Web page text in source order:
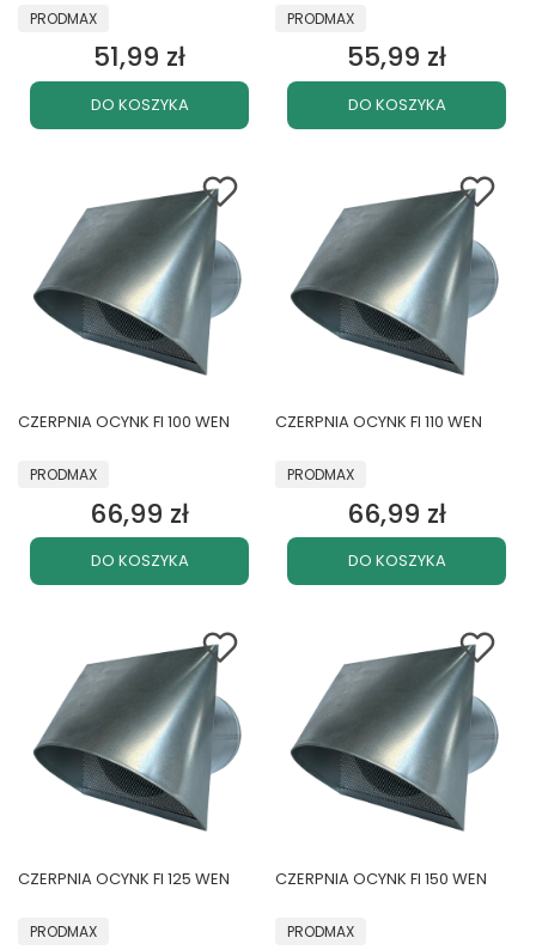
PRODUCENT
PRODMAX
Cena
51,99 zł
DO KOSZYKA
PRODUCENT
PRODMAX
Cena
55,99 zł
DO KOSZYKA
CZERPNIA OCYNK FI 100 WEN
PRODUCENT
PRODMAX
Cena
66,99 zł
DO KOSZYKA
CZERPNIA OCYNK FI 110 WEN
PRODUCENT
PRODMAX
Cena
66,99 zł
DO KOSZYKA
CZERPNIA OCYNK FI 125 WEN
PRODUCENT
PRODMAX
CZERPNIA OCYNK FI 150 WEN
PRODUCENT
PRODMAX